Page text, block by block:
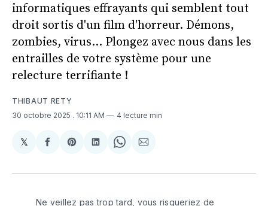
informatiques effrayants qui semblent tout
droit sortis d'un film d'horreur. Démons,
zombies, virus… Plongez avec nous dans les
entrailles de votre système pour une
relecture terrifiante !
THIBAUT RETY
30 octobre 2025 . 10:11 AM 4 lecture min
𝕏Share
X
Partager
Facebook
Share
Pinterest
Partager
LinkedIn
Share
WhatsApp
Partager
Courriel
Ne veillez pas trop tard, vous risqueriez de